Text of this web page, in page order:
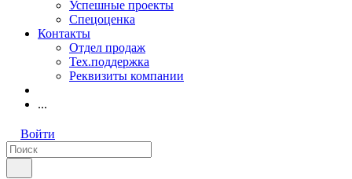
Успешные проекты
Спецоценка
Контакты
Отдел продаж
Тех.поддержка
Реквизиты компании
...
Войти